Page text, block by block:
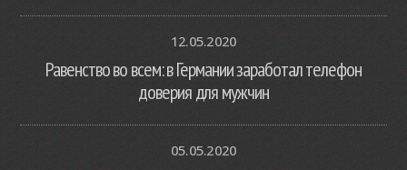
12.05.2020
Равенство во всем: в Германии заработал телефон
доверия для мужчин
05.05.2020